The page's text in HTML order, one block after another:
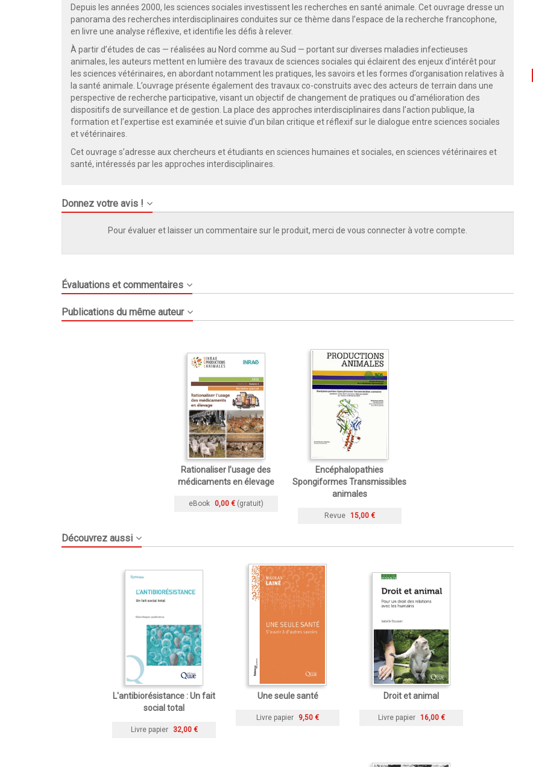
Depuis les années 2000, les sciences sociales investissent les recherches en santé animale. Cet ouvrage dresse un
panorama des recherches interdisciplinaires conduites sur ce thème dans l’espace de la recherche francophone,
en livre une analyse réflexive, et identifie les défis à relever.
À partir d’études de cas — réalisées au Nord comme au Sud — portant sur diverses maladies infectieuses
animales, les auteurs mettent en lumière des travaux de sciences sociales qui éclairent des enjeux d’intérêt pour
les sciences vétérinaires, en abordant notamment les pratiques, les savoirs et les formes d’organisation relatives à
la santé animale. L’ouvrage présente également des travaux co-construits avec des acteurs de terrain dans une
perspective de recherche participative, visant un objectif de changement de pratiques ou d’amélioration des
dispositifs de surveillance et de gestion. La place des approches interdisciplinaires dans l’action publique, la
formation et l’expertise est examinée et suivie d’un bilan critique et réflexif sur le dialogue entre sciences sociales
et vétérinaires.
Cet ouvrage s’adresse aux chercheurs et étudiants en sciences humaines et sociales, en sciences vétérinaires et
santé, intéressés par les approches interdisciplinaires.
Donnez votre avis !
Pour évaluer et laisser un commentaire sur le produit, merci de vous connecter à votre compte.
Évaluations et commentaires
Publications du même auteur
Rationaliser l’usage des
médicaments en élevage
eBook 0,00 € (gratuit)
Encéphalopathies
Spongiformes Transmissibles
animales
Revue 15,00 €
Découvrez aussi
L'antibiorésistance : Un fait
social total
Livre papier 32,00 €
Une seule santé
Livre papier 9,50 €
Droit et animal
Livre papier 16,00 €